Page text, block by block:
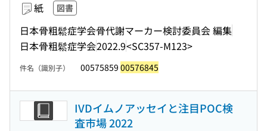
紙 図書
日本骨粗鬆症学会骨代謝マーカー検討委員会 編集
日本骨粗鬆症学会2022.9<SC357-M123>
件名（識別子） 00575859 00576845
IVDイムノアッセイと注目POC検
査市場 2022